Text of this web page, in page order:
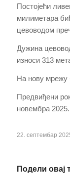
Постојећи
милиметара
цевоводом
Дужина
износи 313
На нову мрежу
Предвиђени
новембра
22. септембар
Подели овај